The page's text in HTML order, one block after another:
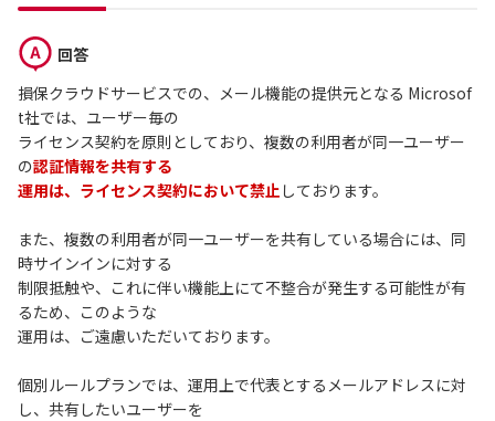
回答
損保クラウドサービスでの、メール機能の提供元となる Microsof
t社では、ユーザー毎の
ライセンス契約を原則としており、複数の利用者が同一ユーザー
の認証情報を共有する
運用は、ライセンス契約において禁止 しております。
また、複数の利用者が同一ユーザーを共有している場合には、同
時サインインに対する
制限抵触や、これに伴い機能上にて不整合が発生する可能性が有
るため、このような
運用は、ご遠慮いただいております。
個別ルールプランでは、運用上で代表とするメールアドレスに対
し、共有したいユーザーを